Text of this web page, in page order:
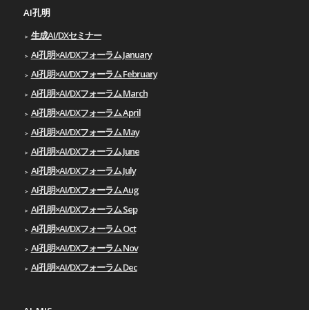
AI孔明
生成AI/DXセミナー
AI孔明×AI/DXフォーラム January
AI孔明×AI/DXフォーラム February
AI孔明×AI/DXフォーラム March
AI孔明×AI/DXフォーラム April
AI孔明×AI/DXフォーラム May
AI孔明×AI/DXフォーラム June
AI孔明×AI/DXフォーラム July
AI孔明×AI/DXフォーラム Aug
AI孔明×AI/DXフォーラム Sep
AI孔明×AI/DXフォーラム Oct
AI孔明×AI/DXフォーラム Nov
AI孔明×AI/DXフォーラム Dec